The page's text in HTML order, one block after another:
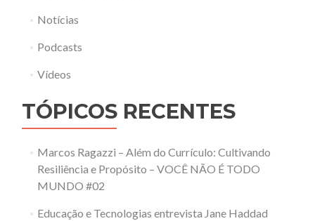
Notícias
Podcasts
Vídeos
TÓPICOS RECENTES
Marcos Ragazzi – Além do Currículo: Cultivando
Resiliência e Propósito – VOCÊ NÃO É TODO
MUNDO #02
Educação e Tecnologias entrevista Jane Haddad